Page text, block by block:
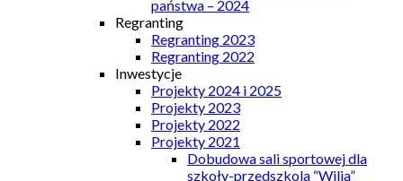
państwa – 2024
Regranting
Regranting 2023
Regranting 2022
Inwestycje
Projekty 2024 i 2025
Projekty 2023
Projekty 2022
Projekty 2021
Dobudowa sali sportowej dla
szkoły-przedszkola “Wilia”